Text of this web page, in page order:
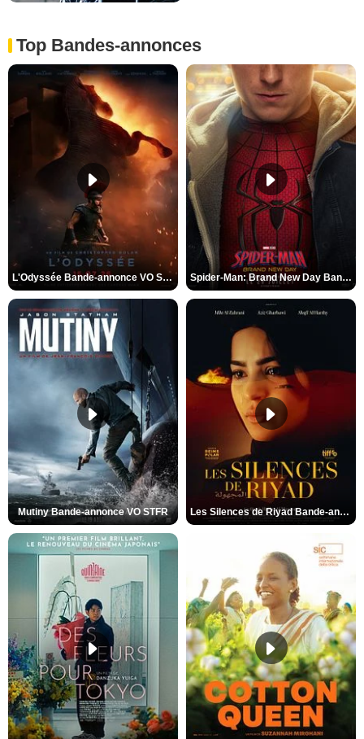
Top Bandes-annonces
L'Odyssée Bande-annonce VO STFR Spider-Man: Brand New Day Bande-annonce VO STFR
Mutiny Bande-annonce VO STFR Les Silences de Riyad Bande-annonce VO STFR